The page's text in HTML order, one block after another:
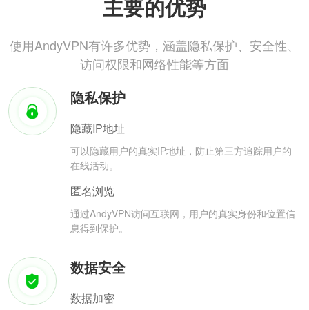
主要的优势
使用AndyVPN有许多优势，涵盖隐私保护、安全性、
访问权限和网络性能等方面
隐私保护
隐藏IP地址
可以隐藏用户的真实IP地址，防止第三方追踪用户的
在线活动。
匿名浏览
通过AndyVPN访问互联网，用户的真实身份和位置信
息得到保护。
数据安全
数据加密